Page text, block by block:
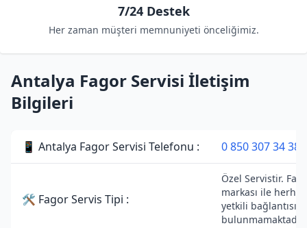
7/24 Destek
Her zaman müşteri memnuniyeti önceliğimiz.
Antalya Fagor Servisi İletişim
Bilgileri
📱 Antalya Fagor Servisi Telefonu : 0 850 307 34 38
🛠 Fagor Servis Tipi :
Özel Servistir.
markası ile
yetkili bağlantısı
bulunmamaktadır.